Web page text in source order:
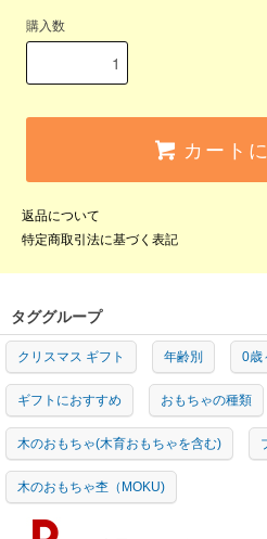
購入数
カート
返品について
特定商取引法に基づく表記
タググループ
クリスマス ギフト 年齢別 0歳
ギフトにおすすめ おもちゃの種類
木のおもちゃ(木育おもちゃを含む)
木のおもちゃ杢（MOKU)